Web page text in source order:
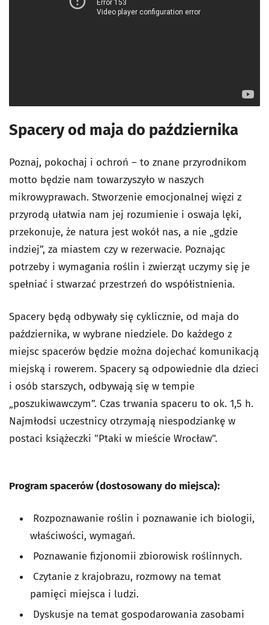
Spacery od maja do października
Poznaj, pokochaj i ochroń – to znane przyrodnikom
motto będzie nam towarzyszyło w naszych
mikrowyprawach. Stworzenie emocjonalnej więzi z
przyrodą ułatwia nam jej rozumienie i oswaja lęki,
przekonuje, że natura jest wokół nas, a nie „gdzie
indziej”, za miastem czy w rezerwacie. Poznając
potrzeby i wymagania roślin i zwierząt uczymy się je
spełniać i stwarzać przestrzeń do współistnienia.
Spacery będą odbywały się cyklicznie, od maja do
października, w wybrane niedziele. Do każdego z
miejsc spacerów będzie można dojechać komunikacją
miejską i rowerem. Spacery są odpowiednie dla dzieci
i osób starszych, odbywają się w tempie
„poszukiwawczym”. Czas trwania spaceru to ok. 1,5 h.
Najmłodsi uczestnicy otrzymają niespodziankę w
postaci książeczki "Ptaki w mieście Wrocław".
Program spacerów (dostosowany do miejsca):
Rozpoznawanie roślin i poznawanie ich biologii,
właściwości, wymagań.
Poznawanie fizjonomii zbiorowisk roślinnych.
Czytanie z krajobrazu, rozmowy na temat
pamięci miejsca i ludzi.
Dyskusje na temat gospodarowania zasobami